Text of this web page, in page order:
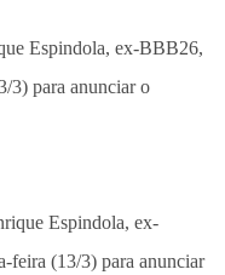
Espindola, ex-BBB26,
3) para anunciar o